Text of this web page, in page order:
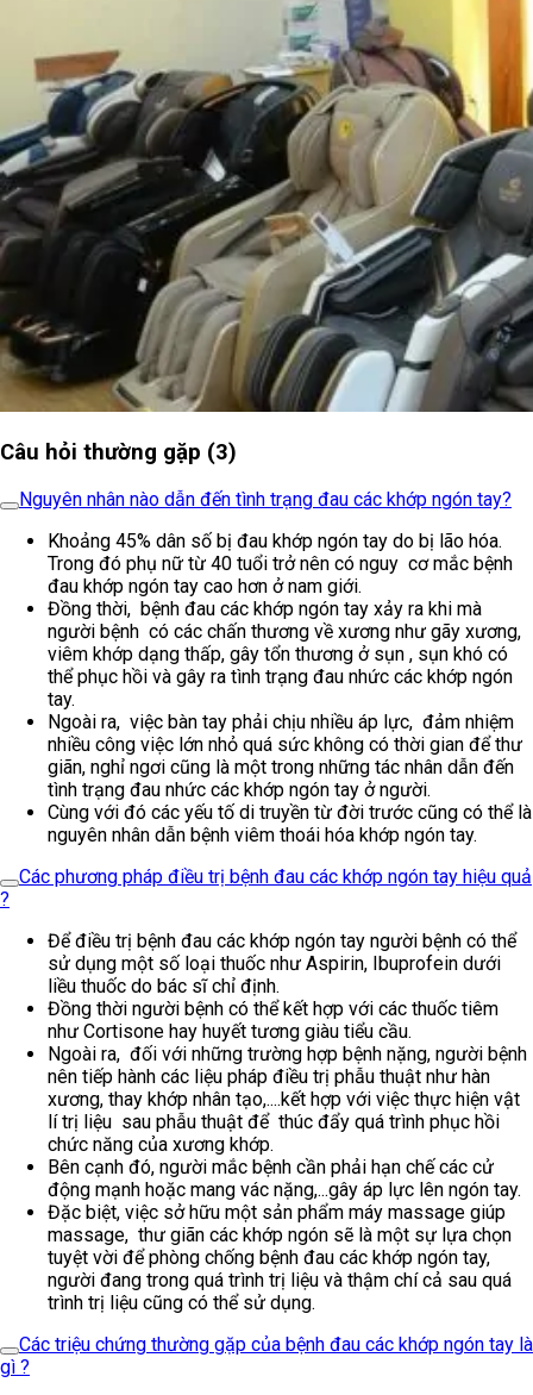
Câu hỏi thường gặp (3)
Nguyên nhân nào dẫn đến tình trạng đau các khớp ngón tay?
Khoảng 45% dân số bị đau khớp ngón tay do bị lão hóa.
Trong đó phụ nữ từ 40 tuổi trở nên có nguy cơ mắc bệnh
đau khớp ngón tay cao hơn ở nam giới.
Đồng thời, bệnh đau các khớp ngón tay xảy ra khi mà
người bệnh có các chấn thương về xương như gãy xương,
viêm khớp dạng thấp, gây tổn thương ở sụn , sụn khó có
thể phục hồi và gây ra tình trạng đau nhức các khớp ngón
tay.
Ngoài ra, việc bàn tay phải chịu nhiều áp lực, đảm nhiệm
nhiều công việc lớn nhỏ quá sức không có thời gian để thư
giãn, nghỉ ngơi cũng là một trong những tác nhân dẫn đến
tình trạng đau nhức các khớp ngón tay ở người.
Cùng với đó các yếu tố di truyền từ đời trước cũng có thể là
nguyên nhân dẫn bệnh viêm thoái hóa khớp ngón tay.
Các phương pháp điều trị bệnh đau các khớp ngón tay hiệu quả
?
Để điều trị bệnh đau các khớp ngón tay người bệnh có thể
sử dụng một số loại thuốc như Aspirin, Ibuprofein dưới
liều thuốc do bác sĩ chỉ định.
Đồng thời người bệnh có thể kết hợp với các thuốc tiêm
như Cortisone hay huyết tương giàu tiểu cầu.
Ngoài ra, đối với những trường hợp bệnh nặng, người bệnh
nên tiếp hành các liệu pháp điều trị phẫu thuật như hàn
xương, thay khớp nhân tạo,....kết hợp với việc thực hiện vật
lí trị liệu sau phẫu thuật để thúc đẩy quá trình phục hồi
chức năng của xương khớp.
Bên cạnh đó, người mắc bệnh cần phải hạn chế các cử
động mạnh hoặc mang vác nặng,...gây áp lực lên ngón tay.
Đặc biệt, việc sở hữu một sản phẩm máy massage giúp
massage, thư giãn các khớp ngón sẽ là một sự lựa chọn
tuyệt vời để phòng chống bệnh đau các khớp ngón tay,
người đang trong quá trình trị liệu và thậm chí cả sau quá
trình trị liệu cũng có thể sử dụng.
Các triệu chứng thường gặp của bệnh đau các khớp ngón tay là
gì ?